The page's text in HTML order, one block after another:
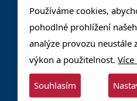
Používáme cookies,
pohodlné prohlížení
analýze provozu neustále
výkon a použitelnost.
Souhlasím